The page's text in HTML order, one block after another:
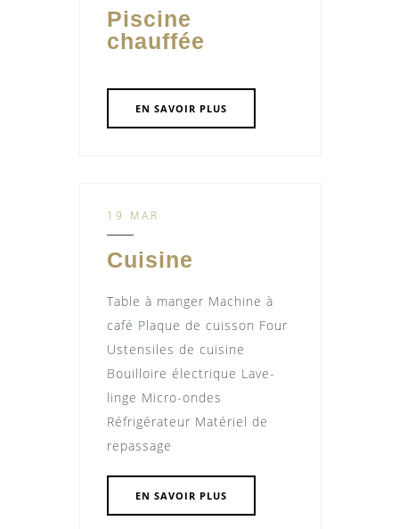
Piscine
chauffée
EN SAVOIR PLUS
19 MAR
Cuisine
Table à manger Machine à
café Plaque de cuisson Four
Ustensiles de cuisine
Bouilloire électrique Lave-
linge Micro-ondes
Réfrigérateur Matériel de
repassage
EN SAVOIR PLUS